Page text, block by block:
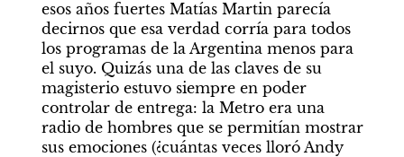
esos años fuertes Matías Martin parecía
decirnos que esa verdad corría para todos
los programas de la Argentina menos para
el suyo. Quizás una de las claves de su
magisterio estuvo siempre en poder
controlar de entrega: la Metro era una
radio de hombres que se permitían mostrar
sus emociones (¿cuántas veces lloró Andy